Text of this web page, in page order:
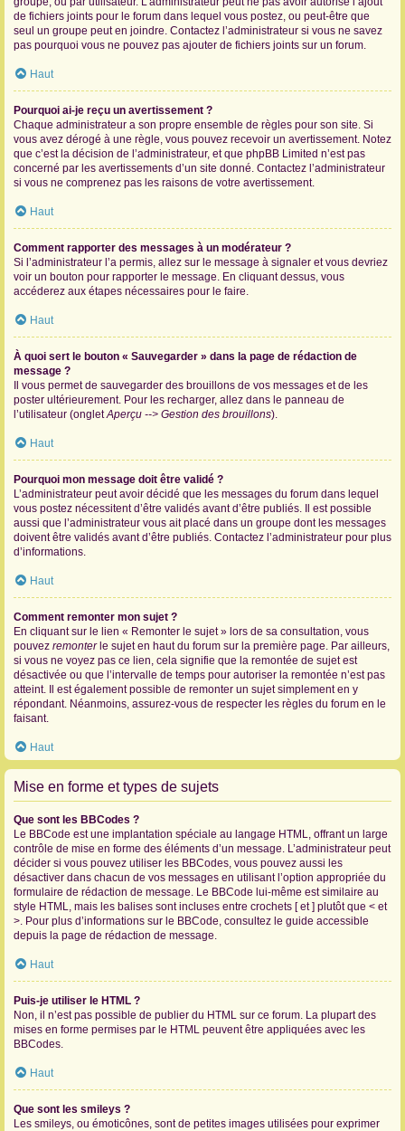
de fichiers joints pour le forum dans lequel vous postez, ou peut-être que
seul un groupe peut en joindre. Contactez l’administrateur si vous ne savez
pas pourquoi vous ne pouvez pas ajouter de fichiers joints sur un forum.
Haut
Pourquoi ai-je reçu un avertissement ?
Chaque administrateur a son propre ensemble de règles pour son site. Si
vous avez dérogé à une règle, vous pouvez recevoir un avertissement. Notez
que c’est la décision de l’administrateur, et que phpBB Limited n’est pas
concerné par les avertissements d’un site donné. Contactez l’administrateur
si vous ne comprenez pas les raisons de votre avertissement.
Haut
Comment rapporter des messages à un modérateur ?
Si l’administrateur l’a permis, allez sur le message à signaler et vous devriez
voir un bouton pour rapporter le message. En cliquant dessus, vous
accéderez aux étapes nécessaires pour le faire.
Haut
À quoi sert le bouton « Sauvegarder » dans la page de rédaction de
message ?
Il vous permet de sauvegarder des brouillons de vos messages et de les
poster ultérieurement. Pour les recharger, allez dans le panneau de
l’utilisateur (ongletAperçu --> Gestion des brouillons).
Haut
Pourquoi mon message doit être validé ?
L’administrateur peut avoir décidé que les messages du forum dans lequel
vous postez nécessitent d’être validés avant d’être publiés. Il est possible
aussi que l’administrateur vous ait placé dans un groupe dont les messages
doivent être validés avant d’être publiés. Contactez l’administrateur pour plus
d’informations.
Haut
Comment remonter mon sujet ?
En cliquant sur le lien « Remonter le sujet » lors de sa consultation, vous
pouvez remonterle sujet en haut du forum sur la première page. Par ailleurs,
si vous ne voyez pas ce lien, cela signifie que la remontée de sujet est
désactivée ou que l’intervalle de temps pour autoriser la remontée n’est pas
atteint. Il est également possible de remonter un sujet simplement en y
répondant. Néanmoins, assurez-vous de respecter les règles du forum en le
faisant.
Haut
Mise en forme et types de sujets
Que sont les BBCodes ?
Le BBCode est une implantation spéciale au langage HTML, offrant un large
contrôle de mise en forme des éléments d’un message. L’administrateur peut
décider si vous pouvez utiliser les BBCodes, vous pouvez aussi les
désactiver dans chacun de vos messages en utilisant l’option appropriée du
formulaire de rédaction de message. Le BBCode lui-même est similaire au
style HTML, mais les balises sont incluses entre crochets [ et ] plutôt que < et
>. Pour plus d’informations sur le BBCode, consultez le guide accessible
depuis la page de rédaction de message.
Haut
Puis-je utiliser le HTML ?
Non, il n’est pas possible de publier du HTML sur ce forum. La plupart des
mises en forme permises par le HTML peuvent être appliquées avec les
BBCodes.
Haut
Que sont les smileys ?
Les smileys, ou émoticônes, sont de petites images utilisées pour exprimer